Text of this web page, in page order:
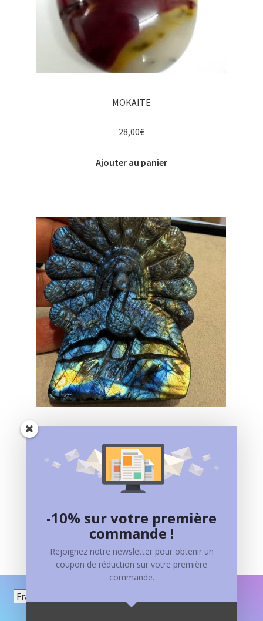
MOKAITE
28,00€
Ajouter au panier
400,00 €
Ajouter au panier
Choisir
-10% sur votre première
commande !
Rejoignez notre newsletter pour obtenir un
coupon de réduction sur votre première
commande.